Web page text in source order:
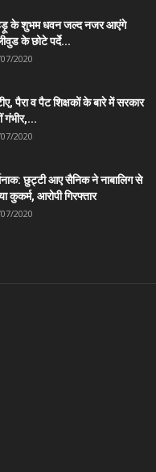
के शुभम धवन जल्द नजर आएंगे
के छोटे पर्दे...
2020
पैरा व पैट शिक्षकों के बारे में सरकार
गंभीर,...
2020
छुट्टी आए सैनिक ने नाबालिग से
कुकर्म, आरोपी गिरफ्तार
2020